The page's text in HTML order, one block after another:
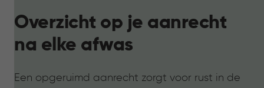
Overzicht op je aanrecht
na elke afwas
Een opgeruimd aanrecht zorgt voor rust in de